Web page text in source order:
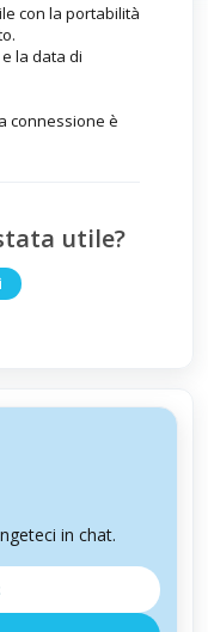
con la portabilità
la data di
connessione è
utile?
in chat.